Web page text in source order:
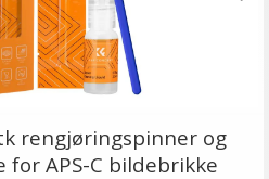
rengjøringspinner og
APS-C bildebrikke